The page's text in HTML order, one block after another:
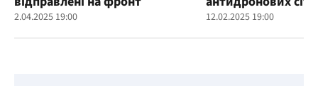
2.04.2025 19:00 12.02.2025 19:00